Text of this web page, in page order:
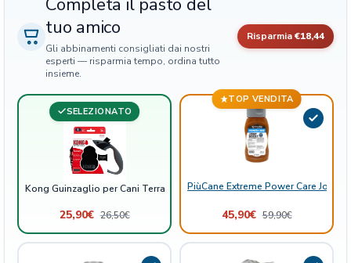
n
N
e
r
o
q
u
tuo amico
Gli abbinamenti consigliati dai nostri
esperti — risparmia tempo, ordina tutto
insieme.
Risparmia€18,44
SELEZIONATO
Kong Guinzaglio per Cani Terrain Nero
25,90€ 26,50€
TOP VENDITA
PiùCane Extreme Power Care Joint
45,90€ 59,90€